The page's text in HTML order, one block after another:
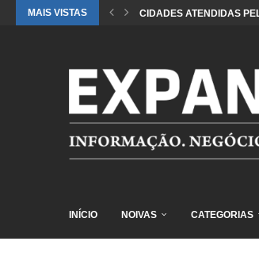
MAIS VISTAS CIDADES ATENDIDAS
INÍCIO NOIVAS CATEGORIAS